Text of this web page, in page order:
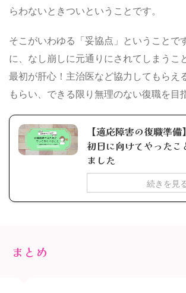
らわないときついということです。
そこがいわゆる「妥協点」ということで
に、なし崩しに元通りにされてしまうこ
最初が肝心！主治医など協力してもらえ
もらい、できる限り無理のない復職を目
【適応障害の復職準
初日に向けてやったこ
ました
続きを見
まとめ